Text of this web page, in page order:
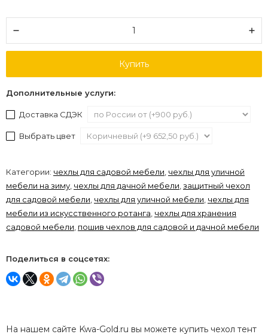
Купить
Дополнительные услуги:
Доставка СДЭК
Выбрать цвет
Категории: чехлы для садовой мебели чехлы для уличной
мебели на зиму чехлы для дачной мебели защитный чехол
для садовой мебели чехлы для уличной мебели чехлы для
мебели из искусственного ротанга чехлы для хранения
садовой мебели пошив чехлов для садовой и дачной мебели
Поделиться в соцсетях:
На нашем сайте Kwa-Gold.ru вы можете купить чехол тент